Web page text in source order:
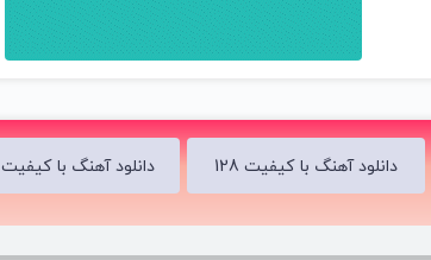
کنار تو بودن عمرمو کردش راحت تلف
ببین الان
تو چکار کردی که تو هر جمعی برم تنهام
شدی درد روی دردام
دیگه چیزی نمونده از قلبی که بستی به رگبار
دانلود آهنگ با کیفیت 128 دانلود آهنگ با کیفیت 320